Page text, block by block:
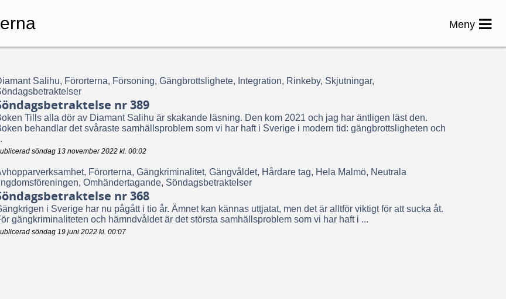
Salihu, Förorterna, Försoning, Gängbrottslighete, Integration, Rinkeby, Skjutningar,
nr 389
Tills alla dör av Diamant Salihu är skakande läsning. Den kom 2021 och jag har äntligen läst den.
behandlar det svåraste samhällsproblem som vi har haft i Sverige i modern tid: gängbrottsligheten och
söndag 13 november 2022 kl. 00:02
Förorterna, Gängkriminalitet, Gängvåldet, Hårdare tag, Hela Malmö, Neutrala
Omhändertagande, Söndagsbetraktelser
nr 368
i Sverige har nu pågått i tio år. Ämnet kan kännas uttjatat, men det är alltför viktigt för att sucka åt.
gängkriminaliteten och hämndvåldet är det största samhällsproblem som vi har haft i ...
söndag 19 juni 2022 kl. 00:07
Meny